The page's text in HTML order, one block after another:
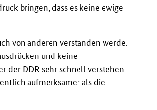
bringen, dass es keine ewige
von anderen verstanden werde.
und keine
der DDR sehr schnell verstehen
aufmerksamer als die